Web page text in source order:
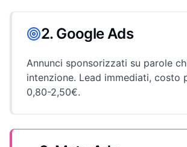
2. Google Ads
Annunci sponsorizzati su parole
intenzione. Lead immediati, costo
0,80-2,50€.